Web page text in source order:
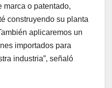
marca o patentado,
construyendo su planta
aplicaremos un
importados para
industria”, señaló